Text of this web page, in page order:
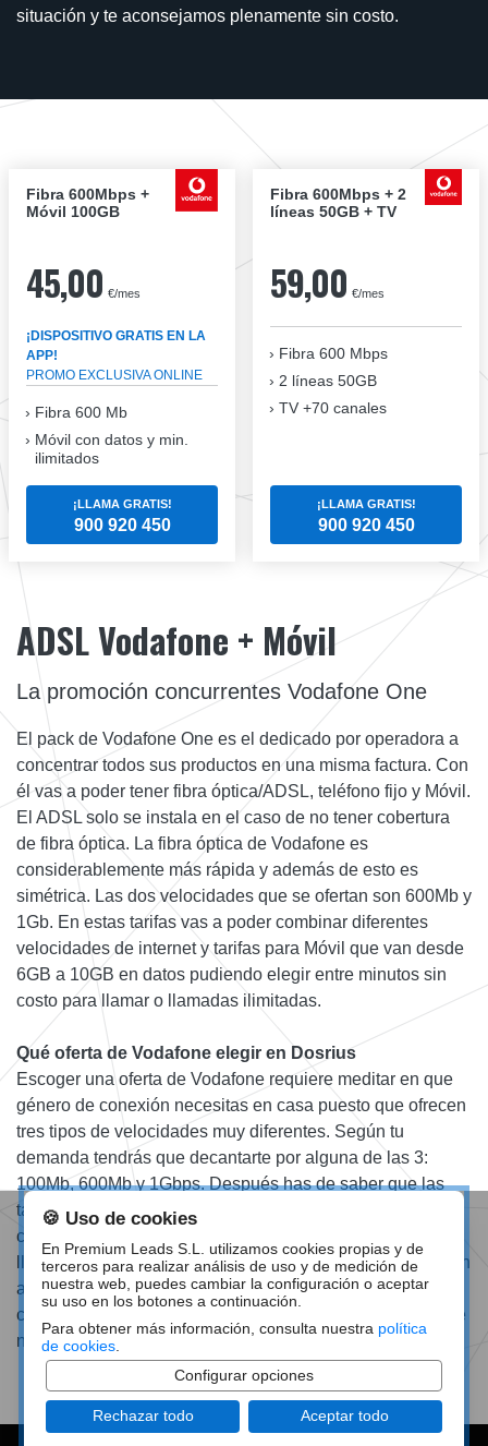
situación y te aconsejamos plenamente sin costo.
Fibra 600Mbps +
Móvil 100GB
45,00 €/mes
¡DISPOSITIVO GRATIS EN LA
APP!
PROMO EXCLUSIVA ONLINE
Fibra 600 Mb
Móvil con datos y min.
ilimitados
¡LLAMA GRATIS!
900 920 450
Fibra 600Mbps + 2
líneas 50GB + TV
59,00 €/mes
Fibra 600 Mbps
2 líneas 50GB
TV +70 canales
¡LLAMA GRATIS!
900 920 450
ADSL Vodafone + Móvil
La promoción concurrentes Vodafone One
El pack de Vodafone One es el dedicado por operadora a
concentrar todos sus productos en una misma factura. Con
él vas a poder tener fibra óptica/ADSL, teléfono fijo y Móvil.
El ADSL solo se instala en el caso de no tener cobertura
de fibra óptica. La fibra óptica de Vodafone es
considerablemente más rápida y además de esto es
simétrica. Las dos velocidades que se ofertan son 600Mb y
1Gb. En estas tarifas vas a poder combinar diferentes
velocidades de internet y tarifas para Móvil que van desde
6GB a 10GB en datos pudiendo elegir entre minutos sin
costo para llamar o llamadas ilimitadas.
Qué oferta de Vodafone elegir en Dosrius
Escoger una oferta de Vodafone requiere meditar en que
género de conexión necesitas en casa puesto que ofrecen
tres tipos de velocidades muy diferentes. Según tu
demanda tendrás que decantarte por alguna de las 3:
100Mb, 600Mb y 1Gbps. Después has de saber que las
tarifas Móviles pueden incluír dos Móviles y llevan a
compartir los gigas que van hasta GB ilimitados y las
llamadas con doscientos minutos o ilimitadas. Además con
alguna de las ofertas vas a tener la TV de Vodafone sin
costo durante unos meses, lo cual es un plus esencial que
no ofrecen otras compañías.
🍪 Uso de cookies
En Premium Leads S.L. utilizamos cookies propias y de
terceros para realizar análisis de uso y de medición de
nuestra web, puedes cambiar la configuración o aceptar
su uso en los botones a continuación.
Para obtener más información, consulta nuestra política
de cookies
Configurar opciones
Rechazar todo Aceptar todo